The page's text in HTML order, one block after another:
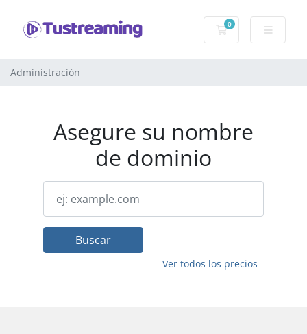
0
Carro de Pedidos
Administración
Asegure su nombre
de dominio
Buscar
Ver todos los precios